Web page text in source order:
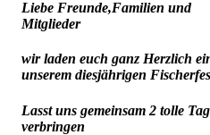
Liebe Freunde,Familien und
Mitglieder
wir laden euch ganz Herzlich
unserem diesjährigen
Lasst uns gemeinsam 2 tolle
verbringen